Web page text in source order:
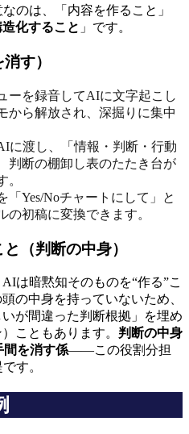
のは、「内容を作ること」
化すること 」です。
す）
ーを録音してAIに文字起こし
から解放され、深掘りに集中
に渡し、「情報・判断・行動
判断の棚卸し表のたたき台が
。
「Yes/Noチャートにして」と
の初稿に変換できます。
（判断の中身）
AIは暗黙知そのものを“作る”こ
の中身を持っていないため、
が間違った判断根拠」を埋め
こともあります。 判断の中身
間を消す係——この役割分担
す。